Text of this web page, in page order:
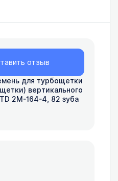
для турбощетки
вертикального
2M-164-4, 82 зуба
отзыв